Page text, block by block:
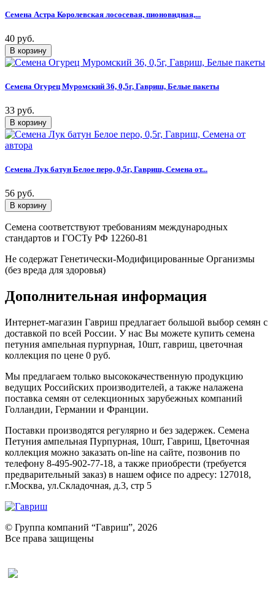
Семена Астра Королевская лососевая, пионовидная,...
40 руб.
Семена Огурец Муромский 36, 0,5г, Гавриш, Белые пакеты
33 руб.
Семена Лук батун Белое перо, 0,5г, Гавриш, Семена от...
56 руб.
Семена соответствуют требованиям международных
стандартов и ГОСТу РФ 12260-81
Не содержат Генетически-Модифицированные Организмы
(без вреда для здоровья)
Дополнительная информация
Интернет-магазин Гавриш предлагает большой выбор семян с
доставкой по всей России. У нас Вы можете купить семена
петуния ампельная пурпурная, 10шт, гавриш, цветочная
коллекция по цене 0 руб.
Мы предлагаем только высококачественную продукцию
ведущих Российских производителей, а также налажена
поставка семян от селекционных зарубежных компаний
Голландии, Германии и Франции.
Поставки производятся регулярно и без задержек. Семена
Петуния ампельная Пурпурная, 10шт, Гавриш, Цветочная
коллекция можно заказать on-line на сайте, позвонив по
телефону 8-495-902-77-18, а также приобрести (требуется
предварительный заказ) в нашем офисе по адресу: 127018,
г.Москва, ул.Складочная, д.3, стр 5
© Группа компаний “Гавриш”, 2026
Все права защищены